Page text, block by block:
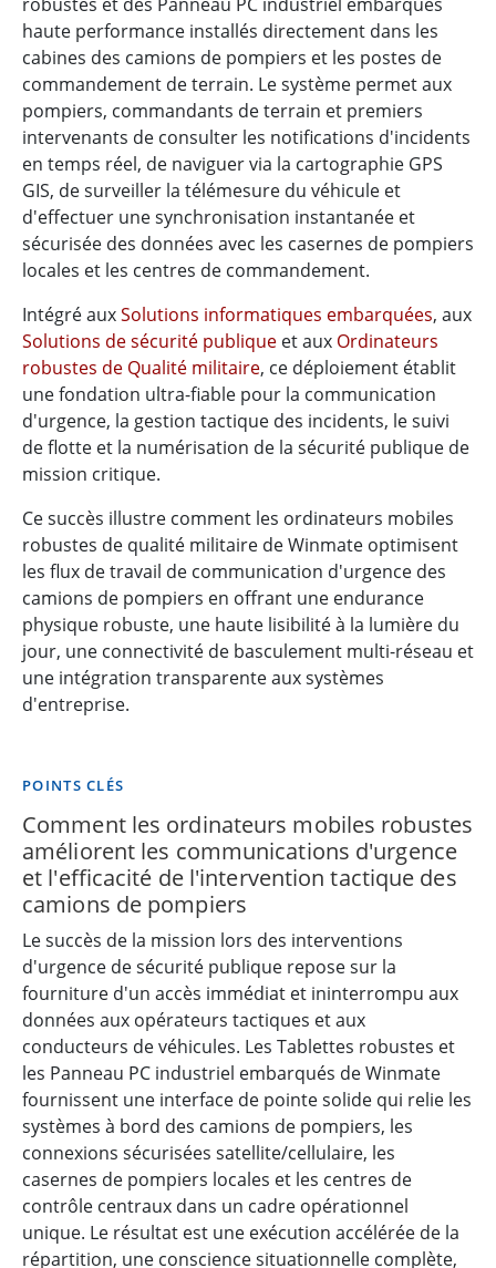
haute performance installés directement dans les
cabines des camions de pompiers et les postes de
commandement de terrain. Le système permet aux
pompiers, commandants de terrain et premiers
intervenants de consulter les notifications d'incidents
en temps réel, de naviguer via la cartographie GPS
GIS, de surveiller la télémesure du véhicule et
d'effectuer une synchronisation instantanée et
sécurisée des données avec les casernes de pompiers
locales et les centres de commandement.
Intégré auxSolutions informatiques embarquées, aux
Solutions de sécurité publique et aux Ordinateurs
robustes de Qualité militaire, ce déploiement établit
une fondation ultra-fiable pour la communication
d'urgence, la gestion tactique des incidents, le suivi
de flotte et la numérisation de la sécurité publique de
mission critique.
Ce succès illustre comment les ordinateurs mobiles
robustes de qualité militaire de Winmate optimisent
les flux de travail de communication d'urgence des
camions de pompiers en offrant une endurance
physique robuste, une haute lisibilité à la lumière du
jour, une connectivité de basculement multi-réseau et
une intégration transparente aux systèmes
d'entreprise.
POINTS CLÉS
Comment les ordinateurs mobiles robustes
améliorent les communications d'urgence
et l'efficacité de l'intervention tactique des
camions de pompiers
Le succès de la mission lors des interventions
d'urgence de sécurité publique repose sur la
fourniture d'un accès immédiat et ininterrompu aux
données aux opérateurs tactiques et aux
conducteurs de véhicules. Les Tablettes robustes et
les Panneau PC industriel embarqués de Winmate
fournissent une interface de pointe solide qui relie les
systèmes à bord des camions de pompiers, les
connexions sécurisées satellite/cellulaire, les
casernes de pompiers locales et les centres de
contrôle centraux dans un cadre opérationnel
unique. Le résultat est une exécution accélérée de la
répartition, une conscience situationnelle complète,